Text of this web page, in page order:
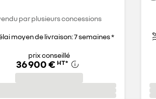
par plusieurs concessions
moyen de livraison: 7 semaines *
prix conseillé
36 900 € HT*